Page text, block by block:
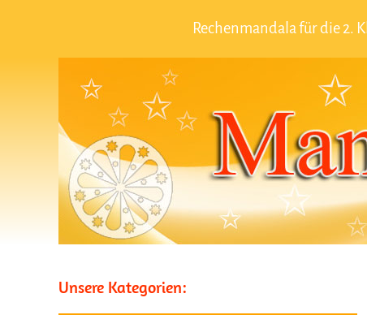
Rechenmandala für die 2.
Unsere Kategorien: